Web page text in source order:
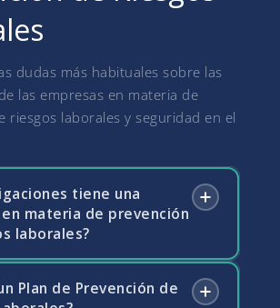
dudas más habituales sobre las
las empresas en materia de
riesgos laborales y seguridad en el
tiene una
materia de prevención
laborales?
de Prevención de Riesgos
Plan de Prevención de